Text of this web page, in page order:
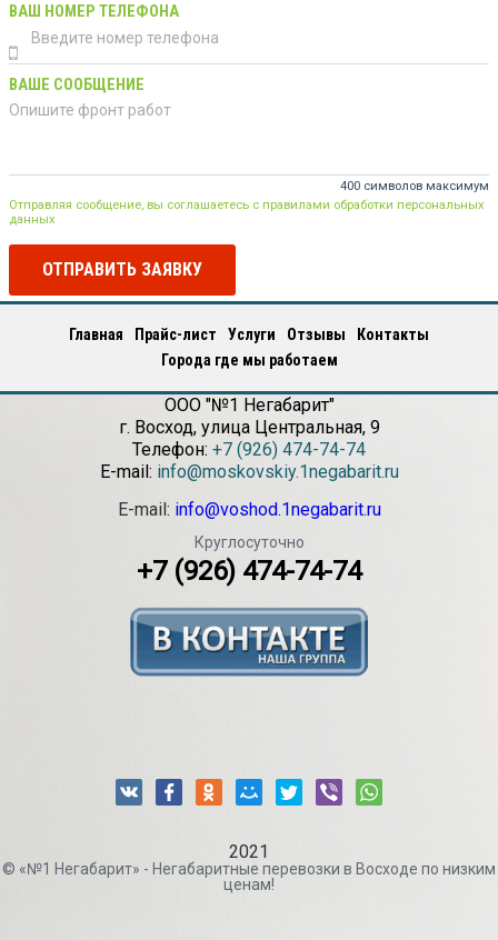
ВАШ НОМЕР ТЕЛЕФОНА
ВАШЕ СООБЩЕНИЕ
400 символов максимум
Отправляя сообщение, вы соглашаетесь с правилами обработки персональных
данных
ОТПРАВИТЬ ЗАЯВКУ
Главная Прайс-лист Услуги Отзывы
Контакты
Города где мы работаем
ООО "№1 Негабарит"
г. Восход, улица Центральная, 9
Телефон: +7 (926) 474-74-74
E-mail: info@moskovskiy.1negabarit.ru
E-mail: info@voshod.1negabarit.ru
Круглосуточно
+7 (926) 474-74-74
2021
© «№1 Негабарит» - Негабаритные перевозки в Восходе по низким
ценам!